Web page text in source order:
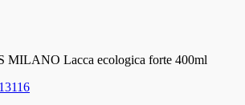
MILANO Lacca ecologica forte 400ml